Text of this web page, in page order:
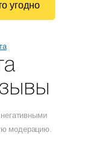
модерацию.
угодно